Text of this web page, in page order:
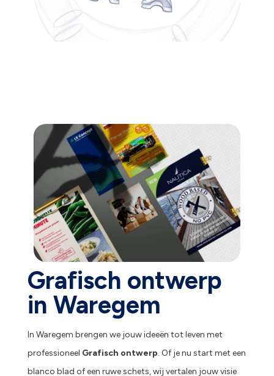
Grafisch ontwerp
in Waregem
In Waregem brengen we jouw ideeën tot leven met
professioneel Grafisch ontwerp. Of je nu start met een
blanco blad of een ruwe schets, wij vertalen jouw visie